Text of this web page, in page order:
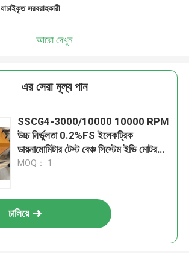
যাচাইকৃত সরবরাহকারী
আরো দেখুন
এর সেরা মূল্য পান
SSCG4-3000/10000 10000 RPM
উচ্চ নির্ভুলতা 0.2%FS ইলেকট্রিক
ডায়নামোমিটার টেস্ট বেঞ্চ সিস্টেম ইভি মোটর
পারফরম্যান্স পরীক্ষা করার জন্য
MOQ： 1
চালিয়ে